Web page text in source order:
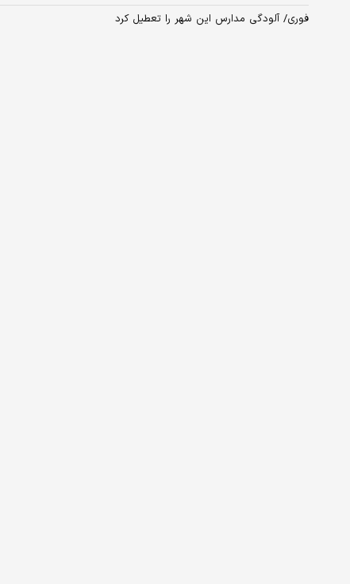
فوری/ آلودگی مدارس این شهر را تعطیل کرد